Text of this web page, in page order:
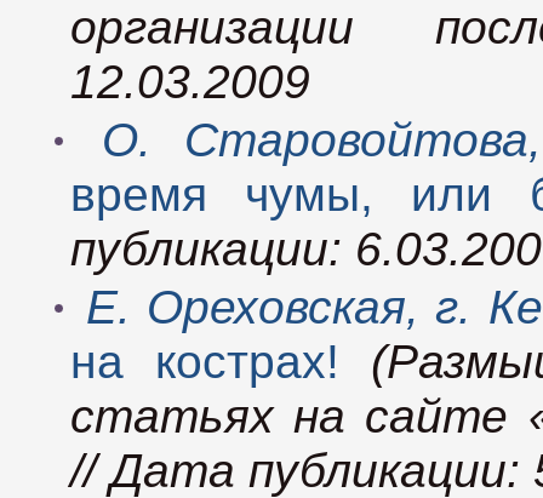
организации
12.03.2009
О.
время чумы, или
публикации:
Е. Ореховская, г.
на кострах!
статьях на сайте
// Дата публикации: